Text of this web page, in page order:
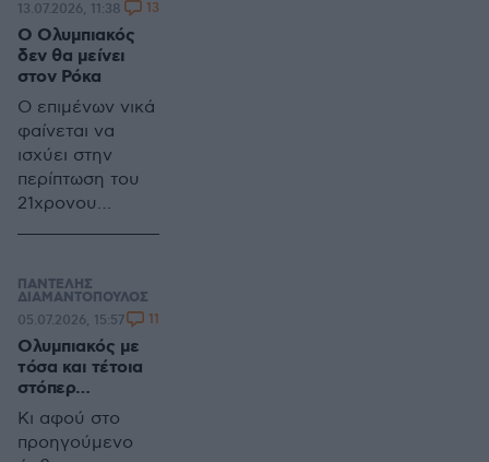
Βγάλατε άκρη;
Όχι ε; Ωραία ας
το πάμε ήρεμα...
παίζει με τον
Άγιαξ. Φιλικές
αναμετρήσεις
Ο Ολυμπιακός
δεν θα μείνει
στον Ρόκα
Ο επιμένων νικά
φαίνεται να
ισχύει στην
περίπτωση του
21χρονου
13.07.2026, 11:38 13
ΠΑΝΤΕΛΗΣ
ΔΙΑΜΑΝΤΟΠΟΥΛΟΣ
Ολυμπιακός με
τόσα και τέτοια
στόπερ…
Κι αφού στο
προηγούμενο
05.07.2026, 15:57 11